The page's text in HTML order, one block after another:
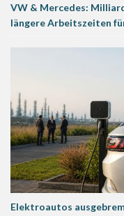
VW & Mercedes:
längere Arbeitszeiten
Elektroautos